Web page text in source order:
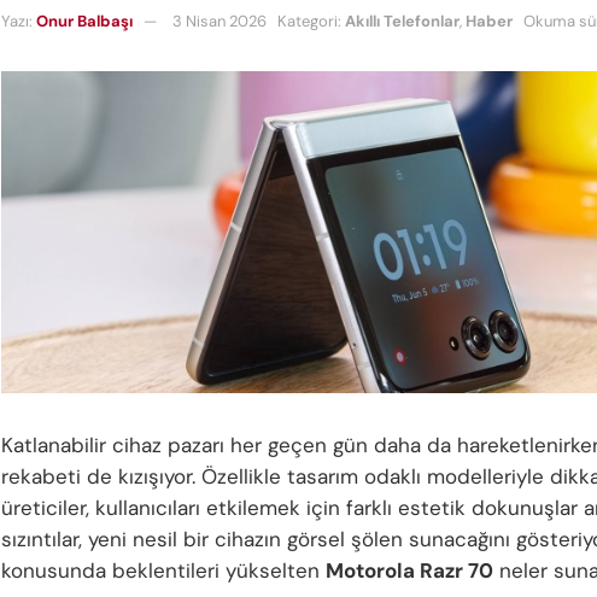
Yazı: Onur Balbaşı 3 Nisan 2026 Kategori: Akıllı Telefonlar, Haber Okuma
Katlanabilir cihaz pazarı her geçen gün daha da
rekabeti de kızışıyor. Özellikle tasarım odaklı modelleriyle
üreticiler, kullanıcıları etkilemek için farklı estetik dokunuşlar
sızıntılar, yeni nesil bir cihazın görsel şölen sunacağını
konusunda beklentileri yükselten Motorola Razr 70 neler